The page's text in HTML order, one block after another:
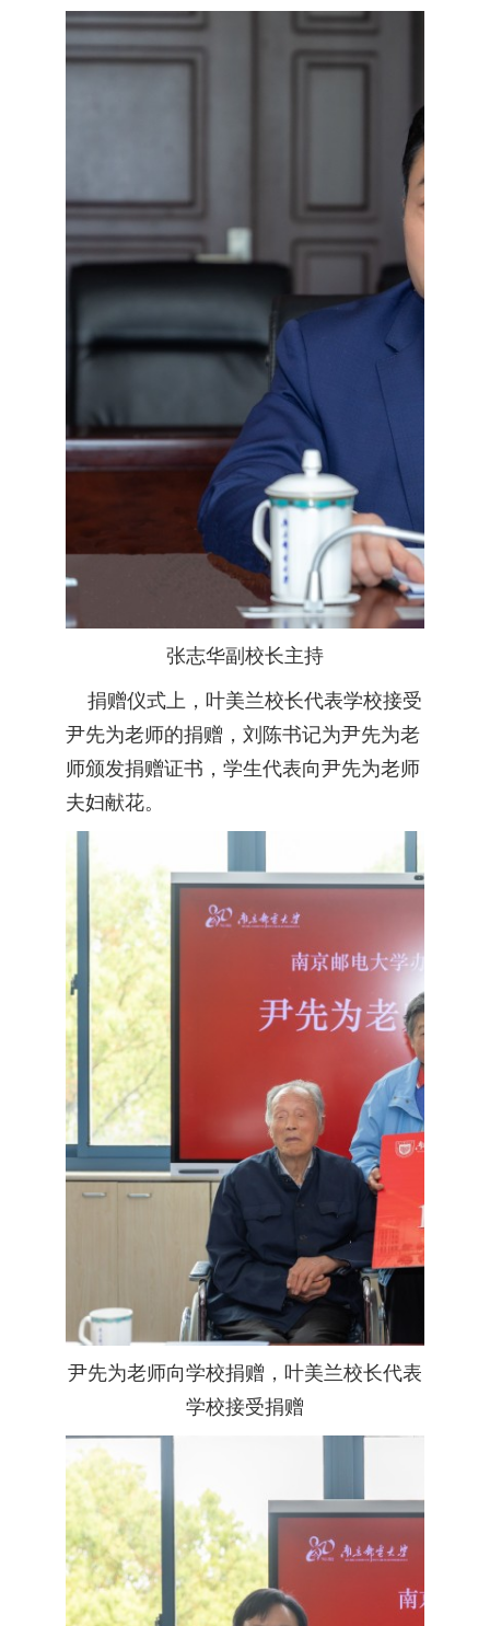
张志华副校长主持
捐赠仪式上，叶美兰校长代表学校接受
尹先为老师的捐赠，刘陈书记为尹先为老
师颁发捐赠证书，学生代表向尹先为老师
夫妇献花。
尹先为老师向学校捐赠，叶美兰校长代表
学校接受捐赠